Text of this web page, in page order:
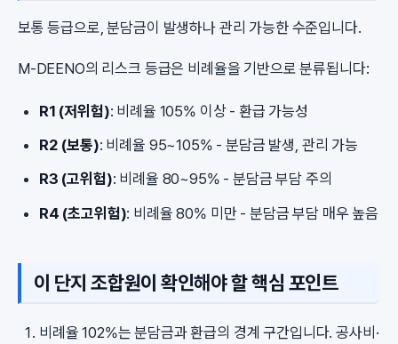
보통 등급으로, 분담금이 발생하나 관리 가능한 수준입니다.
M-DEENO의 리스크 등급은 비례율을 기반으로 분류됩니다:
R1 (저위험): 비례율 105% 이상 - 환급 가능성
R2 (보통): 비례율 95~105% - 분담금 발생, 관리 가능
R3 (고위험): 비례율 80~95% - 분담금 부담 주의
R4 (초고위험): 비례율 80% 미만 - 분담금 부담 매우 높음
이 단지 조합원이 확인해야 할 핵심 포인트
비례율 102%는 분담금과 환급의 경계 구간입니다. 공사비·